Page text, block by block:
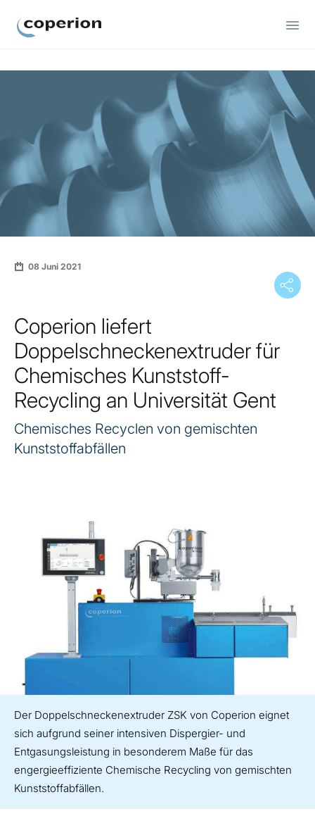
08 Juni 2021
Coperion liefert
Doppelschneckenextruder für
Chemisches Kunststoff-
Recycling an Universität Gent
Chemisches Recyclen von gemischten
Kunststoffabfällen
Der Doppelschneckenextruder ZSK von Coperion eignet
sich aufgrund seiner intensiven Dispergier- und
Entgasungsleistung in besonderem Maße für das
engergieeffiziente Chemische Recycling von gemischten
Kunststoffabfällen.